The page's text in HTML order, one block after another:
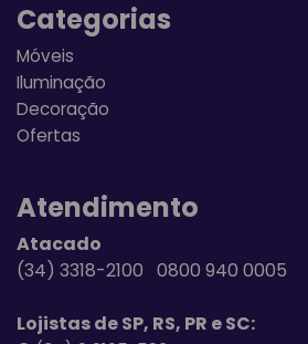
Categorias
Móveis
Iluminação
Decoração
Ofertas
Atendimento
Atacado
(34) 3318-2100 0800 940 0005
Lojistas de SP, RS, PR e SC: